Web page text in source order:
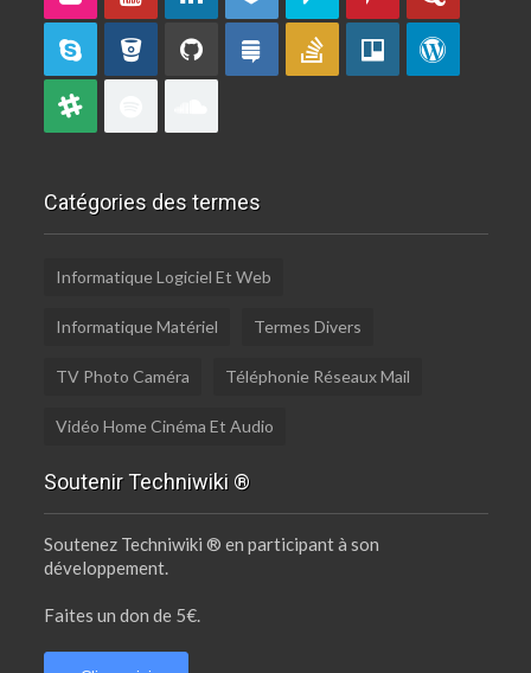
Catégories des termes
Informatique Logiciel Et Web
Informatique Matériel Termes Divers
TV Photo Caméra Téléphonie Réseaux Mail
Vidéo Home Cinéma Et Audio
Soutenir Techniwiki ®
Soutenez Techniwiki ® en participant à son
développement.
Faites un don de 5€.